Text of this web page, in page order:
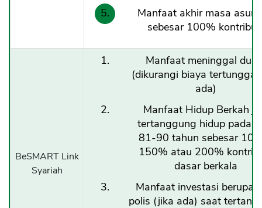
Manfaat akhir masa
sebesar 100%
BeSMART Link
Syariah
Manfaat meninggal
(dikurangi biaya
ada)
Manfaat Hidup Berkah
tertanggung hidup pada
81-90 tahun sebesar
150% atau 200%
dasar berkala
Manfaat investasi berupa
polis (jika ada) saat